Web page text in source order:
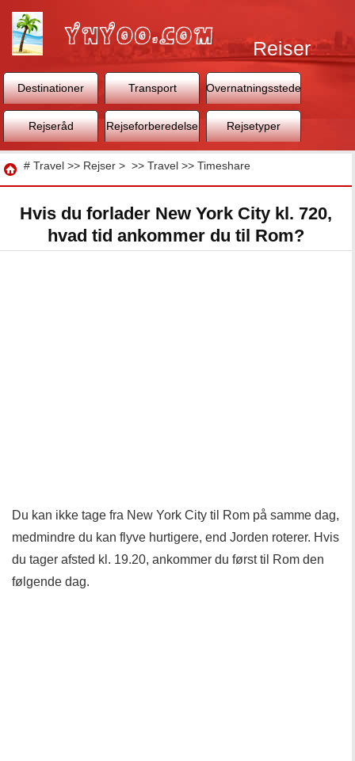
Rejser
Destinationer Transport Overnatningssteder
Rejseråd Rejseforberedelse Rejsetyper
Rejse
# Travel >> Rejser > >> Travel >> Timeshare
Hvis du forlader New York City kl. 720,
hvad tid ankommer du til Rom?
Du kan ikke tage fra New York City til Rom på samme dag,
medmindre du kan flyve hurtigere, end Jorden roterer. Hvis
du tager afsted kl. 19.20, ankommer du først til Rom den
følgende dag.